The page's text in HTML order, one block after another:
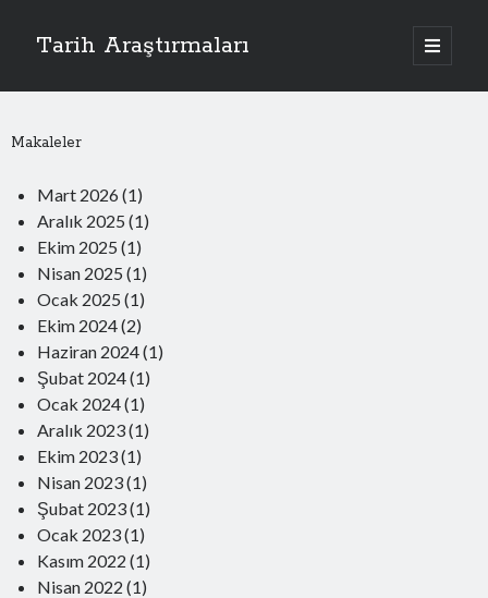
Tarih Araştırmaları
Tarih Araştırmaları
1455 Tarihli Tahrir Defteri Işığında Ordu Yöresinde Türkleşme Süreci
10 Mart 2026
Bayram Bey’in Soyu
25 Aralık 2025
Aleviler ve Cem Dili
20 Ekim 2025
İslam Dünyasında Bilimden Nasıl Kopuldu?
Türk Devlet Geleneğinde Komitacılar
15 Ocak 2025
Eşit Yurttaşlık mı? Yurttaşların Eşitliği mi?
29 Ekim 2024
Makaleler
Mart 2026(1)
Aralık 2025 (1)
Ekim 2025 (1)
Nisan 2025 (1)
Ocak 2025 (1)
Ekim 2024(2)
Haziran 2024(1)
Şubat 2024(1)
Ocak 2024(1)
Aralık 2023(1)
Ekim 2023(1)
Nisan 2023(1)
Şubat 2023(1)
Ocak 2023(1)
Kasım 2022 (1)
Nisan 2022 (1)